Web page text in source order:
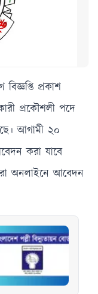
প্রকাশ
প্রকৌশলী পদে
আগামী ২০
করা যাবে
অনলাইনে আবেদন